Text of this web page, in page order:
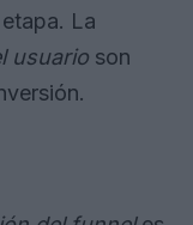
La
usuario son